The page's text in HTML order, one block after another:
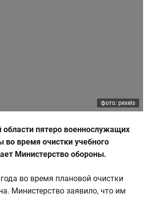
фото: pexels
области пятеро военнослужащих
во время очистки учебного
Министерство обороны.
во время плановой очистки
Министерство заявило, что им